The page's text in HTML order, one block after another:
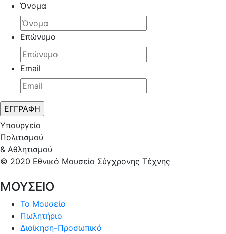
Όνομα
Επώνυμο
Email
Υπουργείο
Πολιτισμού
& Αθλητισμού
© 2020 Εθνικό Μουσείο Σύγχρονης Τέχνης
ΜΟΥΣΕΙΟ
Το Μουσείο
Πωλητήριο
Διοίκηση-Προσωπικό